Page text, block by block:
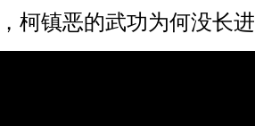
柯镇恶的武功为何没长进